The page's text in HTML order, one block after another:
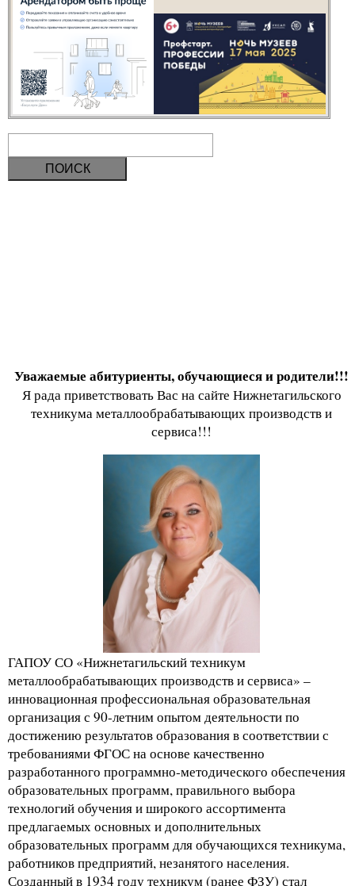
Уважаемые абитуриенты, обучающиеся и родители!!!
Я рада приветствовать Вас на сайте Нижнетагильского
техникума металлообрабатывающих производств и
сервиса!!!
ГАПОУ СО «Нижнетагильский техникум
металлообрабатывающих производств и сервиса» –
инновационная профессиональная образовательная
организация с 90-летним опытом деятельности по
достижению результатов образования в соответствии с
требованиями ФГОС на основе качественно
разработанного программно-методического обеспечения
образовательных программ, правильного выбора
технологий обучения и широкого ассортимента
предлагаемых основных и дополнительных
образовательных программ для обучающихся техникума,
работников предприятий, незанятого населения.
Созданный в 1934 году техникум (ранее ФЗУ) стал